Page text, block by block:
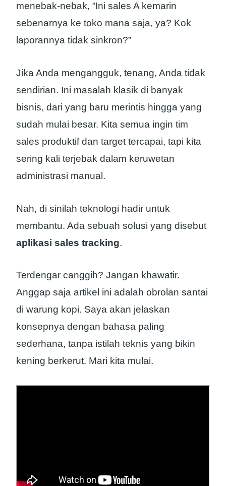
menebak-nebak, “Ini sales A kemarin
sebenarnya ke toko mana saja, ya? Kok
laporannya tidak sinkron?”
Jika Anda mengangguk, tenang, Anda tidak
sendirian. Ini masalah klasik di banyak
bisnis, dari yang baru merintis hingga yang
sudah mulai besar. Kita semua ingin tim
sales produktif dan target tercapai, tapi kita
sering kali terjebak dalam keruwetan
administrasi manual.
Nah, di sinilah teknologi hadir untuk
membantu. Ada sebuah solusi yang disebut
aplikasi sales tracking.
Terdengar canggih? Jangan khawatir.
Anggap saja artikel ini adalah obrolan santai
di warung kopi. Saya akan jelaskan
konsepnya dengan bahasa paling
sederhana, tanpa istilah teknis yang bikin
kening berkerut. Mari kita mulai.